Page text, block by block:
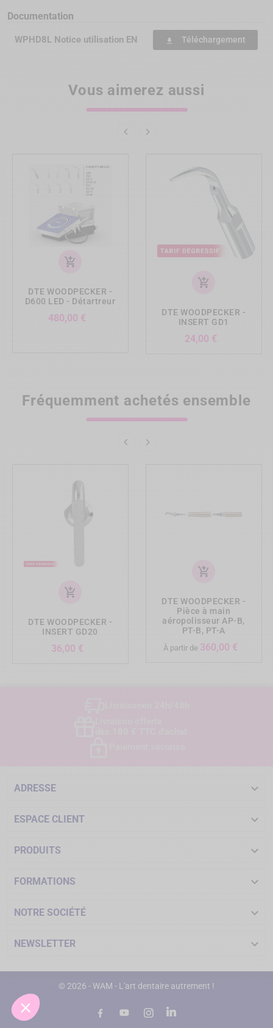
Documentation
WPHD8L Notice utilisation EN file_download Téléchargement
Vous aimerez aussi
 
add_shopping_cart
DTE WOODPECKER -
D600 LED - Détartreur
480,00 €
add_shopping_cart
DTE WOODPECKER -
INSERT GD1
24,00 €
Fréquemment achetés ensemble
 
add_shopping_cart
DTE WOODPECKER -
INSERT GD20
36,00 €
add_shopping_cart
DTE WOODPECKER -
Pièce à main
aéropolisseur AP-B,
PT-B, PT-A
À partir de 360,00 €
ADRESSE 
ESPACE CLIENT 
PRODUITS 
FORMATIONS 
NOTRE SOCIÉTÉ 
NEWSLETTER 
© 2026 - WAM - L'art dentaire autrement !